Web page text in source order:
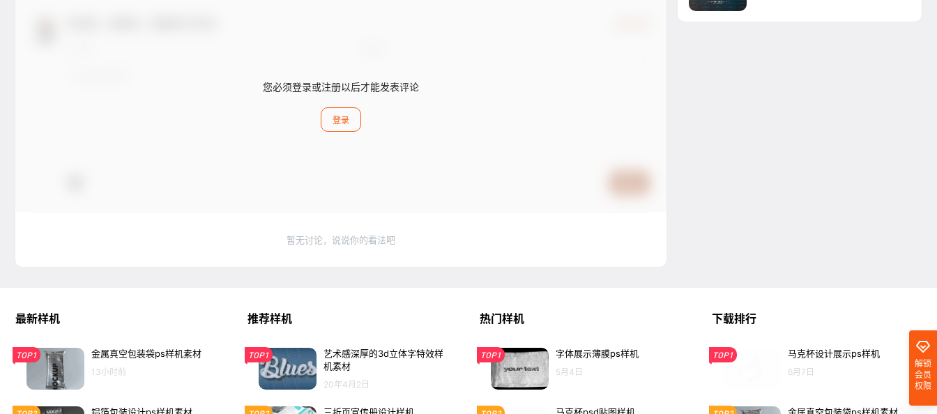
您必须登录或注册以后才能发表评论
登录
暂无讨论，说说你的看法吧
解锁
会员
权限
最新样机
TOP1 金属真空包装袋ps样机素材
13小时前
推荐样机
TOP1
艺术感深厚的3d立体字特效样
机素材
20年4月2日
热门样机
TOP1 字体展示薄膜ps样机
5月4日
下载排行
TOP1 马克杯设计展示ps样机
6月7日